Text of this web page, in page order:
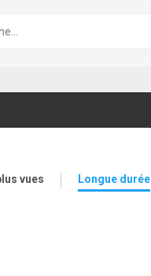
vues Longue durée